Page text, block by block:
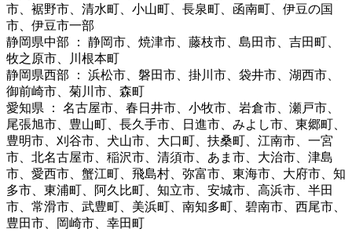
市、裾野市、清水町、小山町、長泉町、函南町、伊豆の国
市、伊豆市一部
静岡県中部 ： 静岡市、焼津市、藤枝市、島田市、吉田町、
牧之原市、川根本町
静岡県西部 ： 浜松市、磐田市、掛川市、袋井市、湖西市、
御前崎市、菊川市、森町
愛知県 ： 名古屋市、春日井市、小牧市、岩倉市、瀬戸市、
尾張旭市、豊山町、長久手市、日進市、みよし市、東郷町、
豊明市、刈谷市、犬山市、大口町、扶桑町、江南市、一宮
市、北名古屋市、稲沢市、清須市、あま市、大治市、津島
市、愛西市、蟹江町、飛島村、弥富市、東海市、大府市、知
多市、東浦町、阿久比町、知立市、安城市、高浜市、半田
市、常滑市、武豊町、美浜町、南知多町、碧南市、西尾市、
豊田市、岡崎市、幸田町